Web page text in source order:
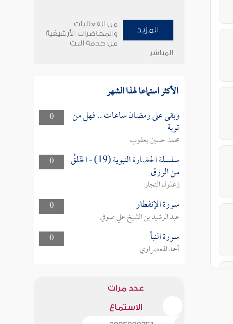
المزيد
من الفعاليات
والمحاضرات الأرشيفية
من خدمة البث
المباشر
الأكثر استماعا لهذا الشهر
0 وبقى على رمضان ساعات .. فهل من
توبة
محمد حسين يعقوب
0
سلسلة الحضارة النبوية (19) - الخَلقُ
من الرزق
زغلول النجار
0
سورة الإنفطار
عبد الرشيد بن الشيخ علي صوفي
0
سورة النبأ
أحمد المعصراوي
عدد مرات
الاستماع